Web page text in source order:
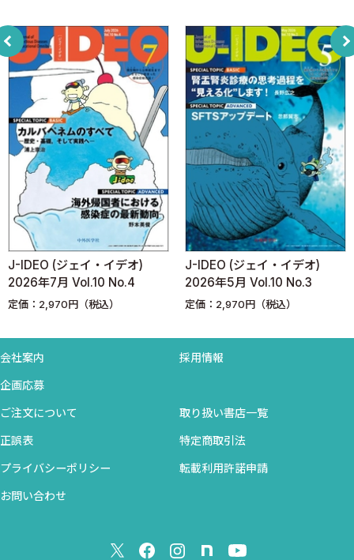
泣く子も黙る感染対策（12）
坂本史衣
医療施設の建築・改築・解体工事における感染対策
［新連載］動物と環境由来耐性菌の現状と対策（1）
田村 豊
動物に使用される抗菌薬―動物用医薬品と飼料添加物
Dr.岸田の感染症コンサルタントの挑戦（12）
岸田直樹
Process 3 病院ごとのニーズに合わせた介入
子どもと大人の感染症（11）
齋藤昭彦
小児感染症領域の英語論文（その1）―英語論文を書くための心得
―
移植後感染症レクチャーシリーズ（12）
冲中敬二
移植後しばらく経過した患者さんの肺に影があります．感染症で
―同種移植後晩期の同種移植後の肺浸潤影―
感染症疫学入門ズームアウト！ （12）
J-IDEO (ジェイ・イデオ)
2026年7月 Vol.10 No.4
定価：2,970円（税込）
J-IDEO (ジェイ・イデオ)
2026年5月 Vol.10 No.3
定価：2,970円（税込）
会社案内 採用情報
企画応募
ご注文について 取り扱い書店一覧
正誤表 特定商取引法
プライバシーポリシー 転載利用許諾申請
お問い合わせ